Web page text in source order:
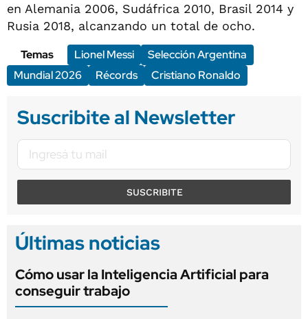
en Alemania 2006, Sudáfrica 2010, Brasil 2014 y
Rusia 2018, alcanzando un total de ocho.
Temas
Lionel Messi
Selección Argentina
Mundial 2026
Récords Cristiano Ronaldo
Suscribite al Newsletter
SUSCRIBITE
Últimas noticias
Cómo usar la Inteligencia Artificial para
conseguir trabajo